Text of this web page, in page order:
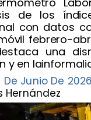
de los
con datos
febrero-
una
y en
De Junio De
Hernández